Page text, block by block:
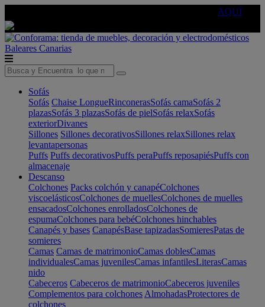
AQUÍ
Baleares Canarias
Sofás
Sofás Chaise LongueRinconerasSofás camaSofás 2
plazasSofás 3 plazasSofás de pielSofás relaxSofás
exteriorDivanes
Sillones Sillones decorativosSillones relaxSillones relax
levantapersonas
Puffs Puffs decorativosPuffs peraPuffs reposapiésPuffs con
almacenaje
Descanso
Colchones Packs colchón y canapéColchones
viscoelásticosColchones de muellesColchones de muelles
ensacadosColchones enrolladosColchones de
espumaColchones para bebéColchones hinchables
Canapés y bases CanapésBase tapizadasSomieresPatas de
somieres
Camas Camas de matrimonioCamas doblesCamas
individualesCamas juvenilesCamas infantilesLiterasCamas
nido
Cabeceros Cabeceros de matrimonioCabeceros juveniles
Complementos para colchones AlmohadasProtectores de
colchones